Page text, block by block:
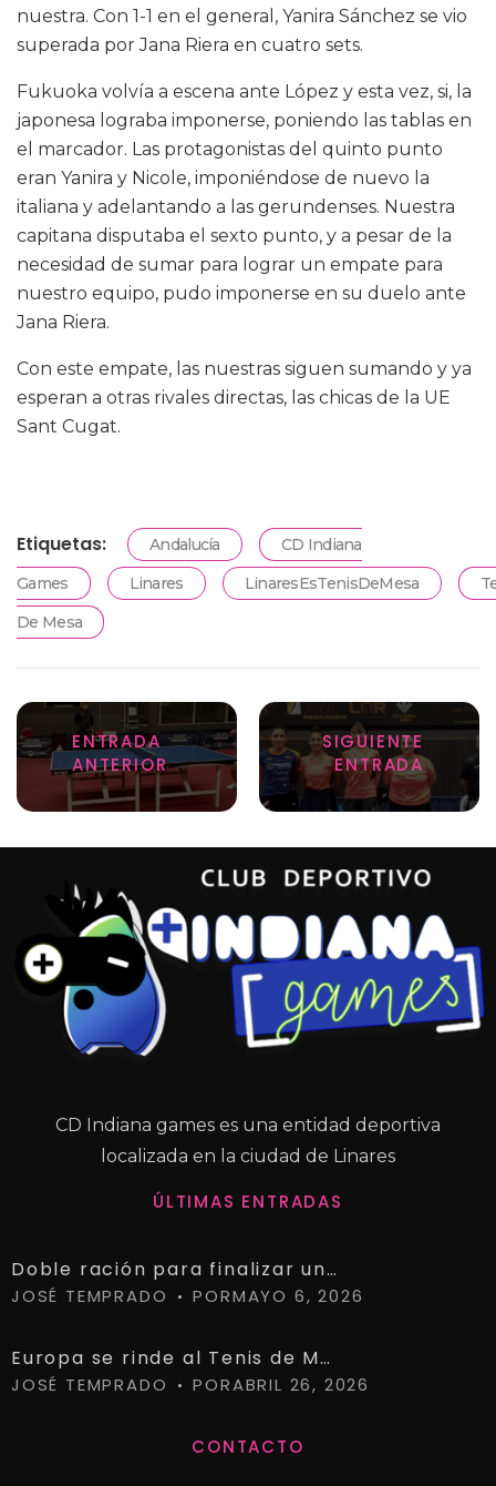
nuestra. Con 1-1 en el general, Yanira Sánchez se vio
superada por Jana Riera en cuatro sets.
Fukuoka volvía a escena ante López y esta vez, si, la
japonesa lograba imponerse, poniendo las tablas en
el marcador. Las protagonistas del quinto punto
eran Yanira y Nicole, imponiéndose de nuevo la
italiana y adelantando a las gerundenses. Nuestra
capitana disputaba el sexto punto, y a pesar de la
necesidad de sumar para lograr un empate para
nuestro equipo, pudo imponerse en su duelo ante
Jana Riera.
Con este empate, las nuestras siguen sumando y ya
esperan a otras rivales directas, las chicas de la UE
Sant Cugat.
Etiquetas: Andalucía
CD Indiana
Games
Linares LinaresEsTenisDeMesa
De Mesa
ENTRADA
ANTERIOR
SIGUIENTE
ENTRADA
CD Indiana games es una entidad deportiva
localizada en la ciudad de Linares
ÚLTIMAS ENTRADAS
Doble ración para finalizar una temporada histórica.
MAYO 6, 2026
POR
JOSÉ TEMPRADO
Europa se rinde al Tenis de Mesa de Linares
ABRIL 26, 2026
POR
JOSÉ TEMPRADO
CONTACTO